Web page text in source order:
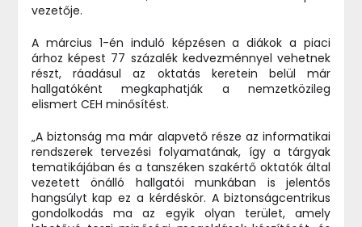
vezetője.
A március 1-én induló képzésen a diákok a piaci
árhoz képest 77 százalék kedvezménnyel vehetnek
részt, ráadásul az oktatás keretein belül már
hallgatóként megkaphatják a nemzetközileg
elismert CEH minősítést.
„A biztonság ma már alapvető része az informatikai
rendszerek tervezési folyamatának, így a tárgyak
tematikájában és a tanszéken szakértő oktatók által
vezetett önálló hallgatói munkában is jelentős
hangsúlyt kap ez a kérdéskör. A biztonságcentrikus
gondolkodás ma az egyik olyan terület, amely